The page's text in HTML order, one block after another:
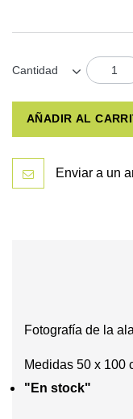
Cantidad
AÑADIR AL
Enviar a un
Fotografía de la
Medidas 50 x 100
"En stock"